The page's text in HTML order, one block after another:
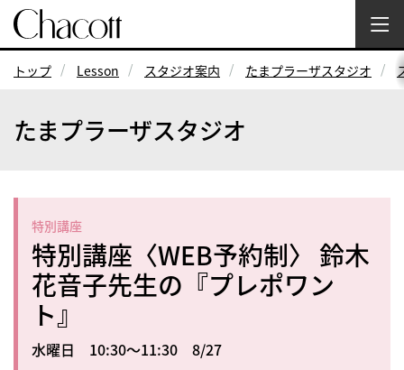
トップ Lesson スタジオ案内 たまプラーザスタジオ
たまプラーザスタジオ
特別講座
特別講座〈WEB予約制〉 鈴木
花音子先生の『プレポワン
ト』
水曜日 10:30～11:30 8/27